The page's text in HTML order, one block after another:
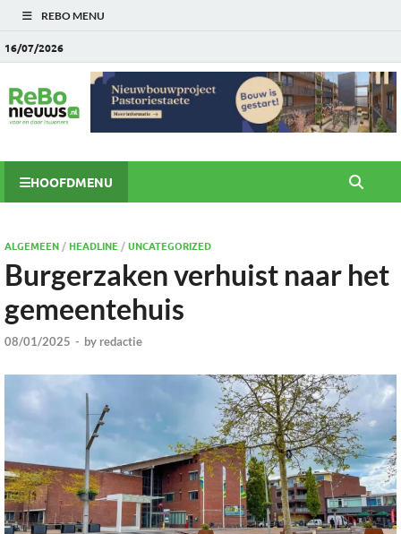
REBO MENU
16/07/2026
HOOFDMENU
ALGEMEEN/ HEADLINE/UNCATEGORIZED
Burgerzaken verhuist naar het
gemeentehuis
08/01/2025 - by redactie